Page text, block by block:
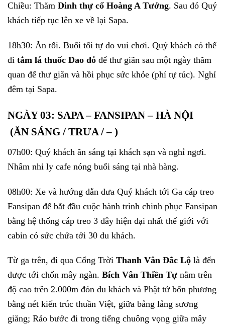
Chiều: Thăm Dinh thự cổ Hoàng A Tưởng. Sau đó Quý
khách tiếp tục lên xe về lại Sapa.
18h30: Ăn tối. Buổi tối tự do vui chơi. Quý khách có thể
đi tắm lá thuốc Dao đỏ để thư giãn sau một ngày thăm
quan để thư giãn và hồi phục sức khỏe (phí tự túc). Nghỉ
đêm tại Sapa.
NGÀY 03: SAPA – FANSIPAN – HÀ NỘI
(ĂN SÁNG / TRƯA / – )
07h00: Quý khách ăn sáng tại khách sạn và nghỉ ngơi.
Nhâm nhi ly cafe nóng buổi sáng tại nhà hàng.
08h00: Xe và hướng dẫn đưa Quý khách tới Ga cáp treo
Fansipan để bắt đầu cuộc hành trình chinh phục Fansipan
bằng hệ thống cáp treo 3 dây hiện đại nhất thế giới với
cabin có sức chứa tới 30 du khách.
Từ ga trên, đi qua Cổng Trời Thanh Vân Đắc Lộ là đến
được tới chốn mây ngàn. Bích Vân Thiền Tự nằm trên
độ cao trên 2.000m đón du khách và Phật tử bốn phương
bằng nét kiến trúc thuần Việt, giữa bảng lảng sương
giăng; Rảo bước đi trong tiếng chuông vọng giữa mây